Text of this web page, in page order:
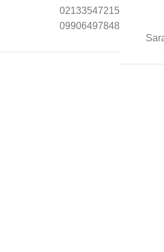
02133547215
09906497848